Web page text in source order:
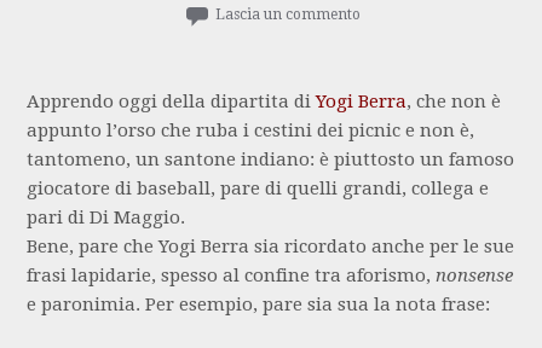
Lascia un commento
Apprendo oggi della dipartita diYogi Berra, che non è
appunto l’orso che ruba i cestini dei picnic e non è,
tantomeno, un santone indiano: è piuttosto un famoso
giocatore di baseball, pare di quelli grandi, collega e
pari di Di Maggio.
Bene, pare che Yogi Berra sia ricordato anche per le sue
frasi lapidarie, spesso al confine tra aforismo,nonsense
e paronimia. Per esempio, pare sia sua la nota frase: